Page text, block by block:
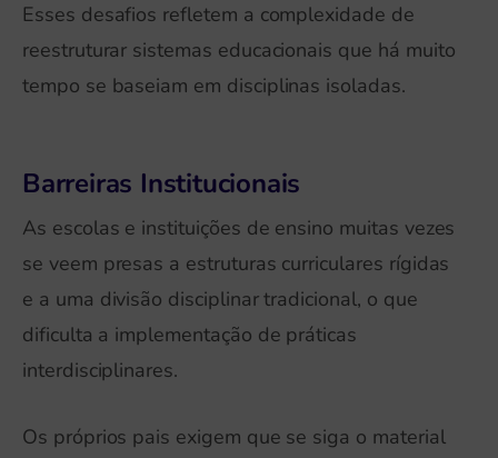
Esses desafios refletem a complexidade de
reestruturar sistemas educacionais que há muito
tempo se baseiam em disciplinas isoladas.
Barreiras Institucionais
As escolas e instituições de ensino muitas vezes
se veem presas a estruturas curriculares rígidas
e a uma divisão disciplinar tradicional, o que
dificulta a implementação de práticas
interdisciplinares.
Os próprios pais exigem que se siga o material